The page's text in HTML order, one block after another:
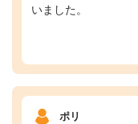
いました。
ポリ